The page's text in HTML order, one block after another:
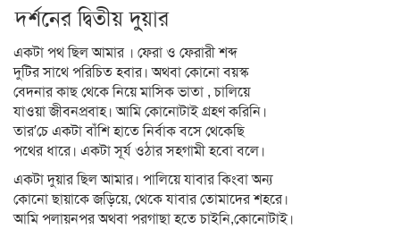
দর্শনের দ্বিতীয় দুয়ার
একটা পথ ছিল আমার । ফেরা ও ফেরারী শব্দ
দুটির সাথে পরিচিত হবার। অথবা কোনো বয়স্ক
বেদনার কাছ থেকে নিয়ে মাসিক ভাতা , চালিয়ে
যাওয়া জীবনপ্রবাহ। আমি কোনোটাই গ্রহণ করিনি।
তার’চে একটা বাঁশি হাতে নির্বাক বসে থেকেছি
পথের ধারে। একটা সূর্য ওঠার সহগামী হবো বলে।
একটা দুয়ার ছিল আমার। পালিয়ে যাবার কিংবা অন্য
কোনো ছায়াকে জড়িয়ে, থেকে যাবার তোমাদের শহরে।
আমি পলায়নপর অথবা পরগাছা হতে চাইনি,কোনোটাই।